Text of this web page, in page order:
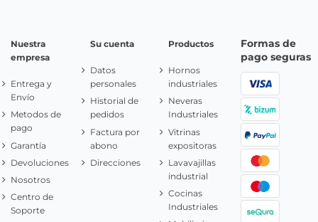
Nuestra
empresa
Entrega y
Envío
Metodos de
pago
Garantía
Devoluciones
Nosotros
Centro de
Soporte
Su cuenta
Datos
personales
Historial de
pedidos
Factura por
abono
Direcciones
Productos
Hornos
industriales
Neveras
Industriales
Vitrinas
expositoras
Lavavajillas
industrial
Cocinas
Industriales
Formas de
pago seguras